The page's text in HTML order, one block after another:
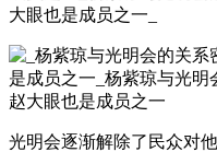
光明会逐渐解除了民众对